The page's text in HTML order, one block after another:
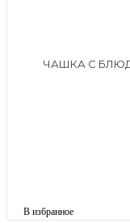
ЧАШКА С
В избранное